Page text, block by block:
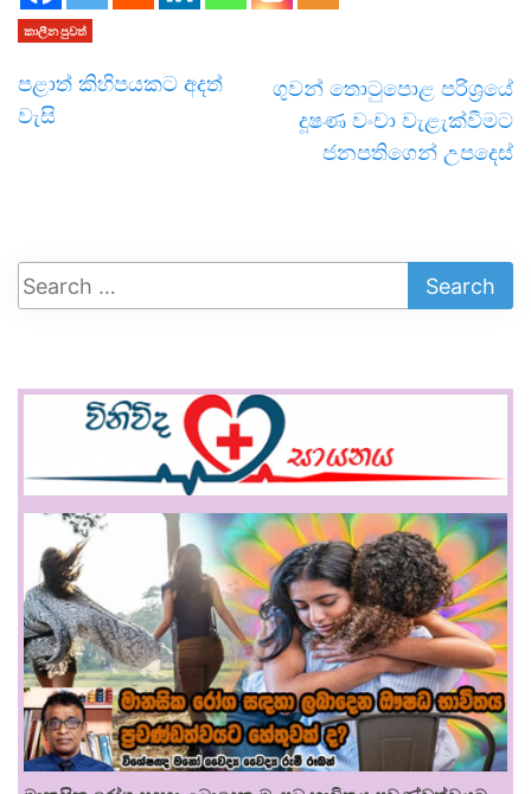
කාලීන පුවත්
පළාත් කිහිපයකට අදත්
වැසි
ගුවන් තොටුපොළ පරිශ්‍රයේ
දූෂණ වංචා වැළැක්වීමට
ජනපතිගෙන් උපදෙස්